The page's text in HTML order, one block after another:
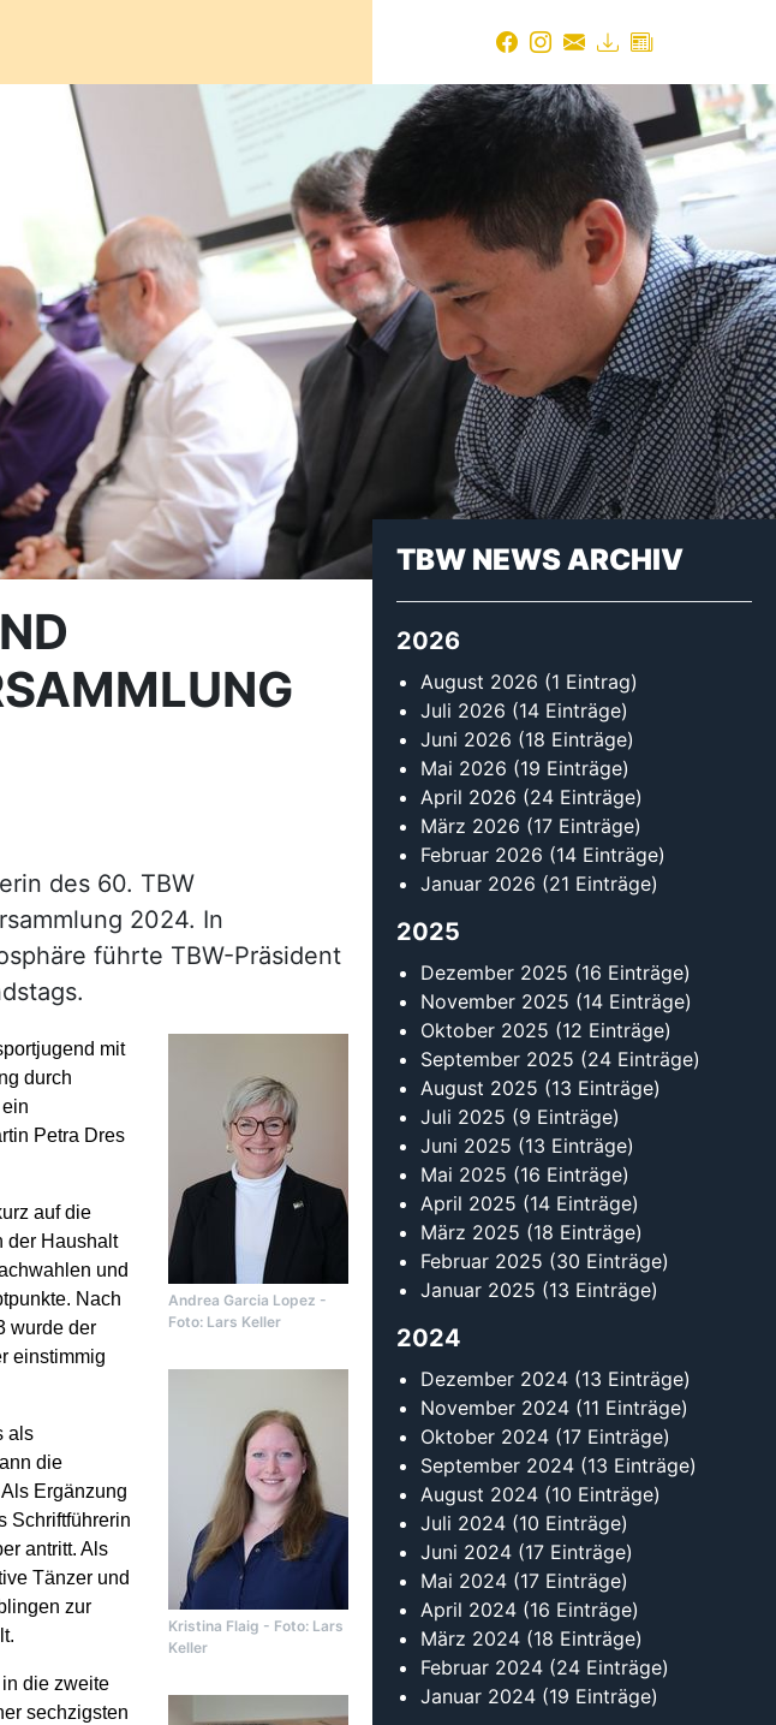
des 60. TBW
2024. In
führte TBW-Präsident
Andrea Garcia Lopez -
Foto: Lars Keller
Kristina Flaig - Foto: Lars
Keller
mit
durch
Petra Dres
auf die
der Haushalt
und
Nach
wurde der
einstimmig
als
die
Ergänzung
Schriftführerin
antritt. Als
Tänzer und
zur
die zweite
sechzigsten
TBW NEWS ARCHIV
2026
August 2026 (1 Eintrag)
Juli 2026 (14 Einträge)
Juni 2026 (18 Einträge)
Mai 2026 (19 Einträge)
April 2026 (24 Einträge)
März 2026 (17 Einträge)
Februar 2026 (14 Einträge)
Januar 2026 (21 Einträge)
2025
Dezember 2025 (16 Einträge)
November 2025 (14 Einträge)
Oktober 2025 (12 Einträge)
September 2025 (24 Einträge)
August 2025 (13 Einträge)
Juli 2025 (9 Einträge)
Juni 2025 (13 Einträge)
Mai 2025 (16 Einträge)
April 2025 (14 Einträge)
März 2025 (18 Einträge)
Februar 2025 (30 Einträge)
Januar 2025 (13 Einträge)
2024
Dezember 2024 (13 Einträge)
November 2024 (11 Einträge)
Oktober 2024 (17 Einträge)
September 2024 (13 Einträge)
August 2024 (10 Einträge)
Juli 2024 (10 Einträge)
Juni 2024 (17 Einträge)
Mai 2024 (17 Einträge)
April 2024 (16 Einträge)
März 2024 (18 Einträge)
Februar 2024 (24 Einträge)
Januar 2024 (19 Einträge)